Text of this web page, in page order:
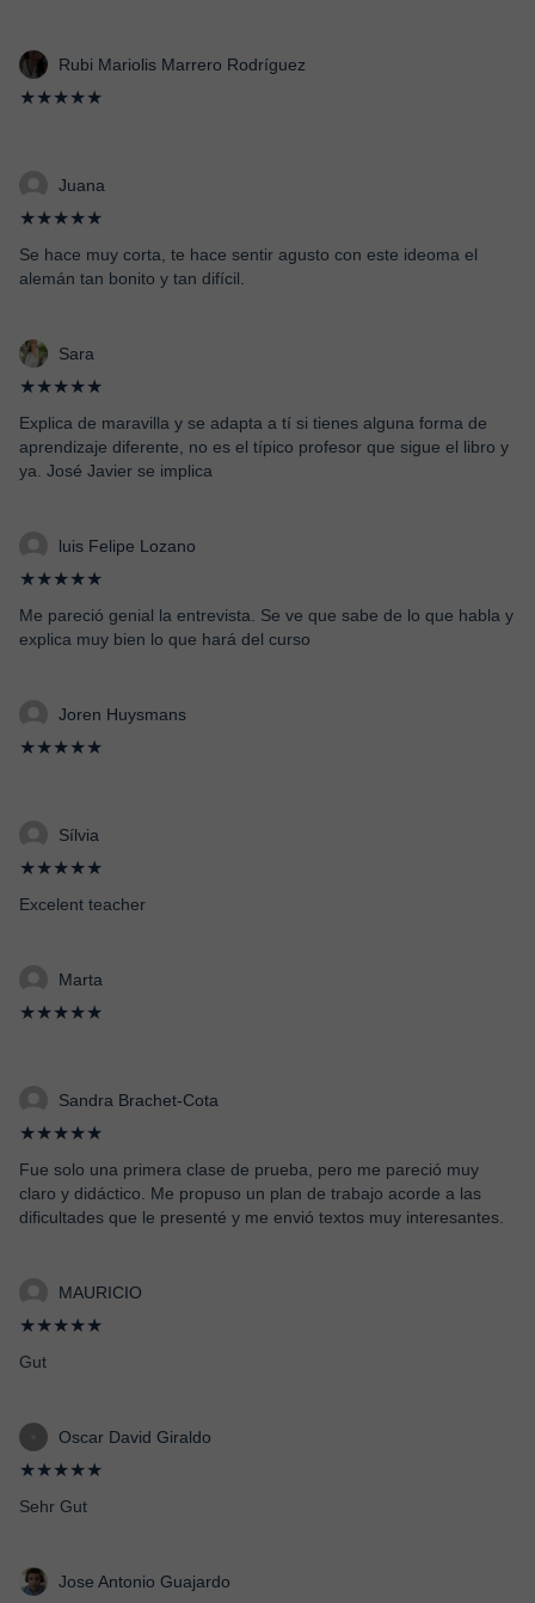
Rubi Mariolis Marrero Rodríguez
★★★★★
Juana
★★★★★
Se hace muy corta, te hace sentir agusto con este ideoma el
alemán tan bonito y tan difícil.
Sara
★★★★★
Explica de maravilla y se adapta a tí si tienes alguna forma de
aprendizaje diferente, no es el típico profesor que sigue el libro y
ya. José Javier se implica
luis Felipe Lozano
★★★★★
Me pareció genial la entrevista. Se ve que sabe de lo que habla y
explica muy bien lo que hará del curso
Joren Huysmans
★★★★★
Sílvia
★★★★★
Excelent teacher
Marta
★★★★★
Sandra Brachet-Cota
★★★★★
Fue solo una primera clase de prueba, pero me pareció muy
claro y didáctico. Me propuso un plan de trabajo acorde a las
dificultades que le presenté y me envió textos muy interesantes.
MAURICIO
★★★★★
Gut
Oscar David Giraldo
★★★★★
Sehr Gut
Jose Antonio Guajardo